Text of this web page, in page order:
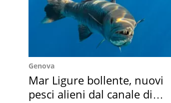
Genova
Mar Ligure bollente, nuovi
pesci alieni dal canale di